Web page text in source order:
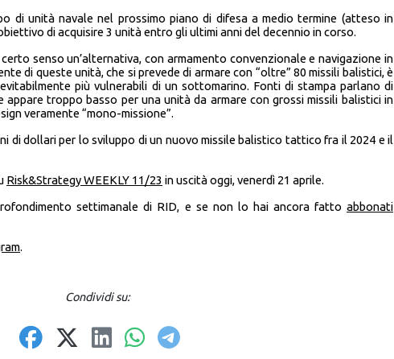
di unità navale nel prossimo piano di difesa a medio termine (atteso in
di acquisire 3 unità entro gli ultimi anni del decennio in corso.
senso un’alternativa, con armamento convenzionale e navigazione in
di queste unità, che si prevede di armare con “oltre” 80 missili balistici, è
più vulnerabili di un sottomarino. Fonti di stampa parlano di
troppo basso per una unità da armare con grossi missili balistici in
veramente “mono-missione”.
di dollari per lo sviluppo di un nuovo missile balistico tattico fra il 2024 e il
Risk&Strategy WEEKLY 11/23 in uscità oggi, venerdì 21 aprile.
settimanale di RID, e se non lo hai ancora fattoabbonati
.
Condividi su: